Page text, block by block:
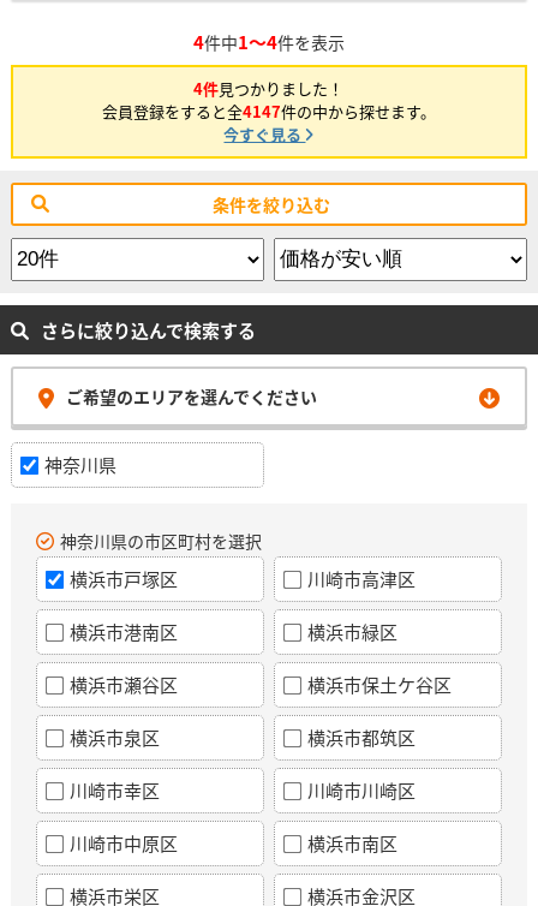
4件中1～4件を表示
4件見つかりました！
会員登録をすると全4147件の中から探せます。
今すぐ見る
条件を絞り込む
さらに絞り込んで検索する
ご希望のエリアを選んでください
神奈川県
神奈川県の市区町村を選択
横浜市戸塚区 川崎市高津区
横浜市港南区 横浜市緑区
横浜市瀬谷区 横浜市保土ケ谷区
横浜市泉区 横浜市都筑区
川崎市幸区 川崎市川崎区
川崎市中原区 横浜市南区
横浜市栄区 横浜市金沢区